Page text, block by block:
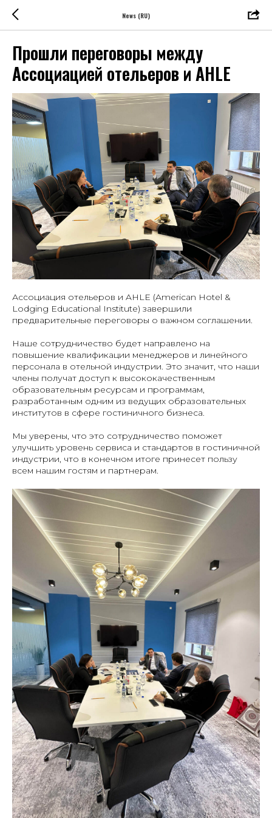
News (RU)
Прошли переговоры между
Ассоциацией отельеров и AHLE
Ассоциация отельеров и AHLE (American Hotel &
Lodging Educational Institute) завершили
предварительные переговоры о важном соглашении.
Наше сотрудничество будет направлено на
повышение квалификации менеджеров и линейного
персонала в отельной индустрии. Это значит, что наши
члены получат доступ к высококачественным
образовательным ресурсам и программам,
разработанным одним из ведущих образовательных
институтов в сфере гостиничного бизнеса.
Мы уверены, что это сотрудничество поможет
улучшить уровень сервиса и стандартов в гостиничной
индустрии, что в конечном итоге принесет пользу
всем нашим гостям и партнерам.